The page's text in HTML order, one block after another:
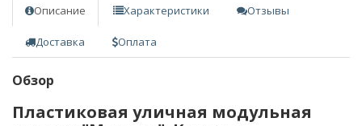
Описание Характеристики Отзывы
Доставка Оплата
Обзор
Пластиковая уличная модульная